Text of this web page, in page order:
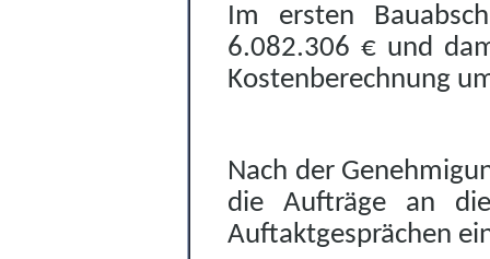
Im ersten
6.082.306 € und
Kostenberechnung
Nach der
die Aufträge an
Auftaktgesprächen